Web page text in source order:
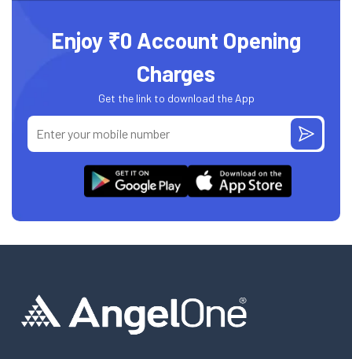
Enjoy ₹0 Account Opening
Charges
Get the link to download the App